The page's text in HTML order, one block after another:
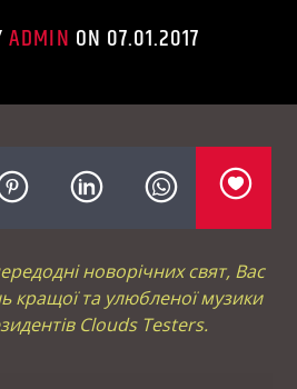
ADMIN ON 07.01.2017
новорічних свят, Вас
кращої та улюбленої музики
Clouds Testers.